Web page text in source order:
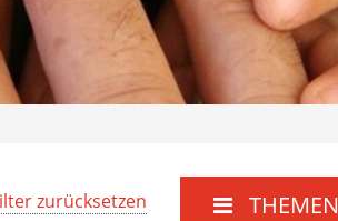
zurücksetzen THEMEN